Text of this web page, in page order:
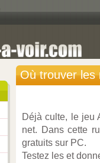
Où trouver les
Déjà culte, le jeu
net. Dans cette
gratuits sur PC.
Testez les et